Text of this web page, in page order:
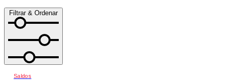
Filtrar & Ordenar
Saldos